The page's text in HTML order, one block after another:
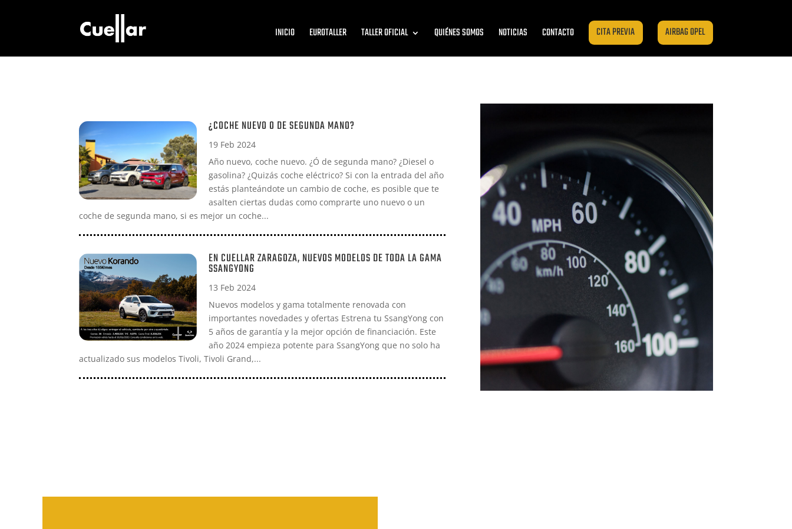
INICIO EUROTALLER TALLER OFICIAL QUIÉNES SOMOS NOTICIAS CONTACTO CITA PREVIA AIRBAG OPEL
¿COCHE NUEVO O DE SEGUNDA MANO?
19 Feb 2024
Año nuevo, coche nuevo. ¿Ó de segunda mano? ¿Diesel o
gasolina? ¿Quizás coche eléctrico? Si con la entrada del año
estás planteándote un cambio de coche, es posible que te
asalten ciertas dudas como comprarte uno nuevo o un
coche de segunda mano, si es mejor un coche...
EN CUELLAR ZARAGOZA, NUEVOS MODELOS DE TODA LA GAMA
SSANGYONG
13 Feb 2024
Nuevos modelos y gama totalmente renovada con
importantes novedades y ofertas Estrena tu SsangYong con
5 años de garantía y la mejor opción de financiación. Este
año 2024 empieza potente para SsangYong que no solo ha
actualizado sus modelos Tivoli, Tivoli Grand,...